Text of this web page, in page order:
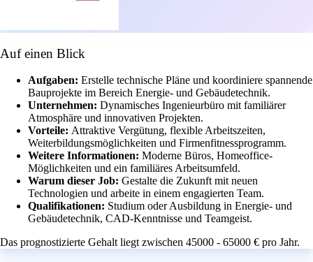
Auf einen Blick
Aufgaben: Erstelle technische Pläne und koordiniere spannende
Bauprojekte im Bereich Energie- und Gebäudetechnik.
Unternehmen: Dynamisches Ingenieurbüro mit familiärer
Atmosphäre und innovativen Projekten.
Vorteile: Attraktive Vergütung, flexible Arbeitszeiten,
Weiterbildungsmöglichkeiten und Firmenfitnessprogramm.
Weitere Informationen: Moderne Büros, Homeoffice-
Möglichkeiten und ein familiäres Arbeitsumfeld.
Warum dieser Job: Gestalte die Zukunft mit neuen
Technologien und arbeite in einem engagierten Team.
Qualifikationen: Studium oder Ausbildung in Energie- und
Gebäudetechnik, CAD-Kenntnisse und Teamgeist.
Das prognostizierte Gehalt liegt zwischen 45000 - 65000 € pro Jahr.